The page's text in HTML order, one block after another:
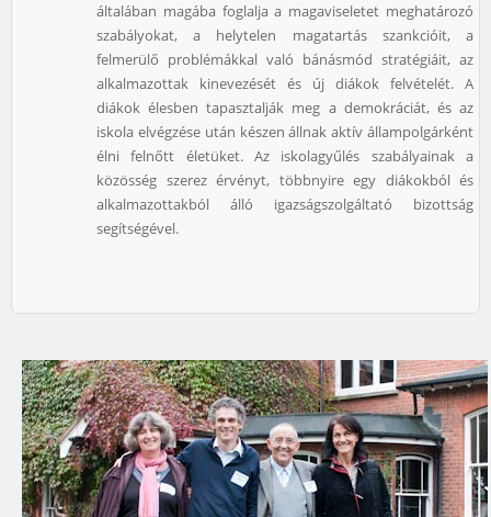
általában magába foglalja a magaviseletet meghatározó
szabályokat, a helytelen magatartás szankcióit, a
felmerülő problémákkal való bánásmód stratégiáit, az
alkalmazottak kinevezését és új diákok felvételét. A
diákok élesben tapasztalják meg a demokráciát, és az
iskola elvégzése után készen állnak aktív állampolgárként
élni felnőtt életüket. Az iskolagyűlés szabályainak a
közösség szerez érvényt, többnyire egy diákokból és
alkalmazottakból álló igazságszolgáltató bizottság
segítségével.